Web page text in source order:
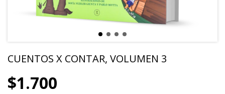
CUENTOS X CONTAR, VOLUMEN 3
$1.700